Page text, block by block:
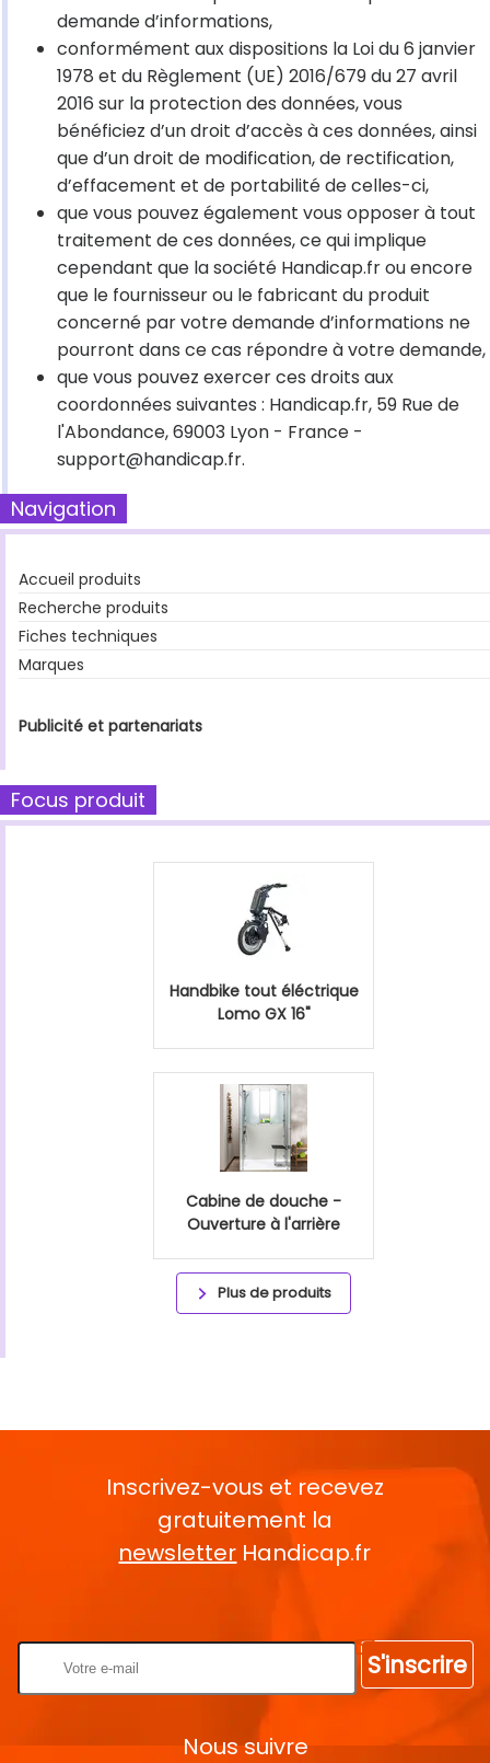
demande d’informations,
conformément aux dispositions la Loi du 6 janvier
1978 et du Règlement (UE) 2016/679 du 27 avril
2016 sur la protection des données, vous
bénéficiez d’un droit d’accès à ces données, ainsi
que d’un droit de modification, de rectification,
d’effacement et de portabilité de celles-ci,
que vous pouvez également vous opposer à tout
traitement de ces données, ce qui implique
cependant que la société Handicap.fr ou encore
que le fournisseur ou le fabricant du produit
concerné par votre demande d’informations ne
pourront dans ce cas répondre à votre demande,
que vous pouvez exercer ces droits aux
coordonnées suivantes : Handicap.fr, 59 Rue de
l'Abondance, 69003 Lyon - France -
support@handicap.fr.
Navigation
Accueil produits
Recherche produits
Fiches techniques
Marques
Publicité et partenariats
Focus produit
Handbike tout éléctrique
Lomo GX 16"
Cabine de douche -
Ouverture à l'arrière
Plus de produits
Inscrivez-vous et recevez
gratuitement la
newsletter Handicap.fr
S'inscrire
Nous suivre